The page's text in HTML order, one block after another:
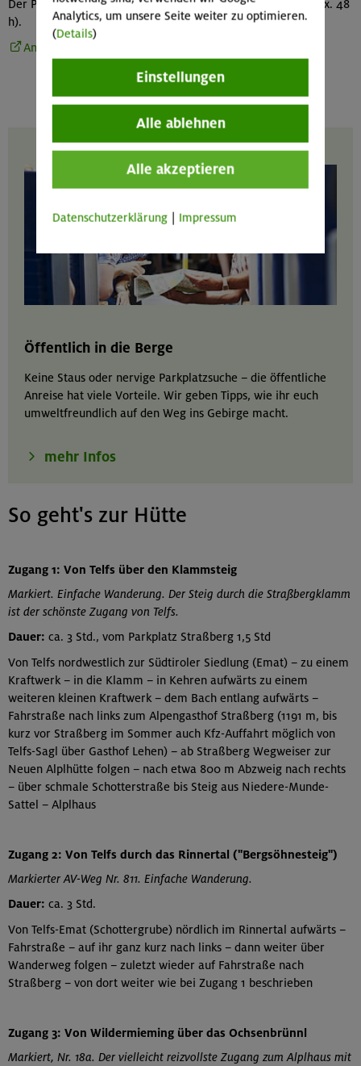
Der Parkplatz in Wildermieming ist nicht kostenfrei (und max. 48
h).
Anfahrtsroute bei Google Maps
Öffentlich in die Berge
Keine Staus oder nervige Parkplatzsuche – die öffentliche
Anreise hat viele Vorteile. Wir geben Tipps, wie ihr euch
umweltfreundlich auf den Weg ins Gebirge macht.
mehr Infos
So geht's zur Hütte
Zugang 1: Von Telfs über den Klammsteig
Markiert. Einfache Wanderung. Der Steig durch die Straßbergklamm
ist der schönste Zugang von Telfs.
Dauer: ca. 3 Std., vom Parkplatz Straßberg 1,5 Std
Von Telfs nordwestlich zur Südtiroler Siedlung (Emat) – zu einem
Kraftwerk – in die Klamm – in Kehren aufwärts zu einem
weiteren kleinen Kraftwerk – dem Bach entlang aufwärts –
Fahrstraße nach links zum Alpengasthof Straßberg (1191 m, bis
kurz vor Straßberg im Sommer auch Kfz-Auffahrt möglich von
Telfs-Sagl über Gasthof Lehen) – ab Straßberg Wegweiser zur
Neuen Alplhütte folgen – nach etwa 800 m Abzweig nach rechts
– über schmale Schotterstraße bis Steig aus Niedere-Munde-
Sattel – Alplhaus
Zugang 2: Von Telfs durch das Rinnertal ("Bergsöhnesteig")
Markierter AV-Weg Nr. 811. Einfache Wanderung.
Dauer: ca. 3 Std.
Von Telfs-Emat (Schottergrube) nördlich im Rinnertal aufwärts –
Fahrstraße – auf ihr ganz kurz nach links – dann weiter über
Wanderweg folgen – zuletzt wieder auf Fahrstraße nach
Straßberg – von dort weiter wie bei Zugang 1 beschrieben
Zugang 3: Von Wildermieming über das Ochsenbrünnl
Markiert, Nr. 18a. Der vielleicht reizvollste Zugang zum Alplhaus mit
Analytics, um unsere Seite weiter zu optimieren.
(Details)
Einstellungen
Alle ablehnen
Alle akzeptieren
Datenschutzerklärung Impressum